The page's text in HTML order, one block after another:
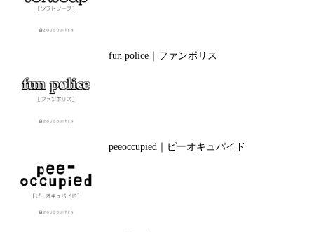
fun police｜ファンポリス
peeoccupied｜ピーオキュパイド